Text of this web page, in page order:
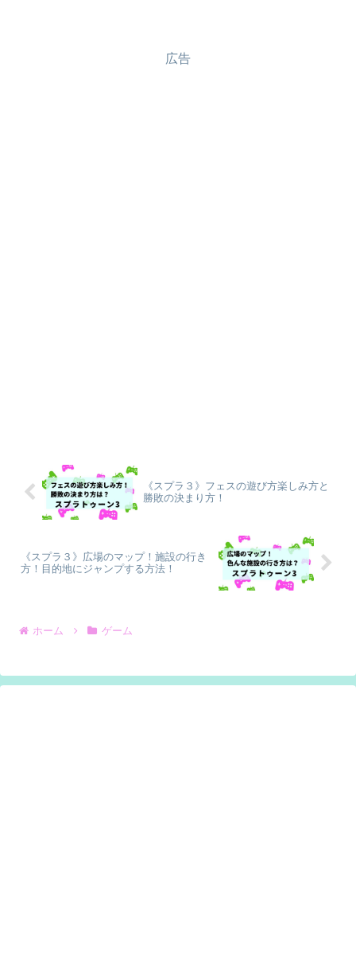
広告
《スプラ３》フェスの遊び方楽しみ方と
勝敗の決まり方！
《スプラ３》広場のマップ！施設の行き
方！目的地にジャンプする方法！
ホーム ゲーム